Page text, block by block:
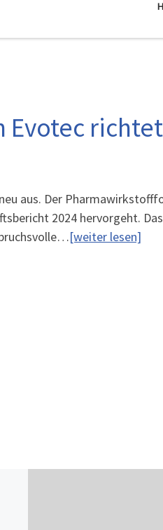
aus. Der
2024 hervorgeht.
[weiter lesen]